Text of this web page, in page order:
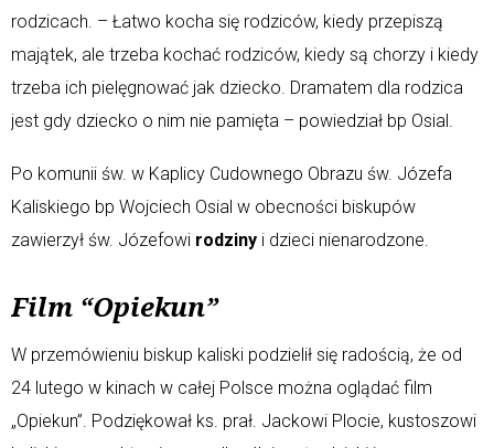
rodzicach. – Łatwo kocha się rodziców, kiedy przepiszą
majątek, ale trzeba kochać rodziców, kiedy są chorzy i kiedy
trzeba ich pielęgnować jak dziecko. Dramatem dla rodzica
jest gdy dziecko o nim nie pamięta – powiedział bp Osial.
Po komunii św. w Kaplicy Cudownego Obrazu św. Józefa
Kaliskiego bp Wojciech Osial w obecności biskupów
zawierzył św. Józefowi rodziny i dzieci nienarodzone.
Film “Opiekun”
W przemówieniu biskup kaliski podzielił się radością, że od
24 lutego w kinach w całej Polsce można oglądać film
„Opiekun”. Podziękował ks. prał. Jackowi Plocie, kustoszowi